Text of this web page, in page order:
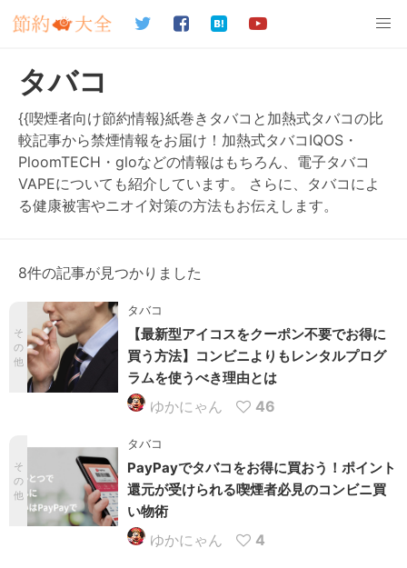
タバコ
{{喫煙者向け節約情報}紙巻きタバコと加熱式タバコの比
較記事から禁煙情報をお届け！加熱式タバコIQOS・
PloomTECH・gloなどの情報はもちろん、電子タバコ
VAPEについても紹介しています。 さらに、タバコによ
る健康被害やニオイ対策の方法もお伝えします。
8件の記事が見つかりました
そ
の
他
タバコ
【最新型アイコスをクーポン不要でお得に
買う方法】コンビニよりもレンタルプログ
ラムを使うべき理由とは
ゆかにゃん 46
そ
の
他
タバコ
PayPayでタバコをお得に買おう！ポイント
還元が受けられる喫煙者必見のコンビニ買
い物術
ゆかにゃん 4